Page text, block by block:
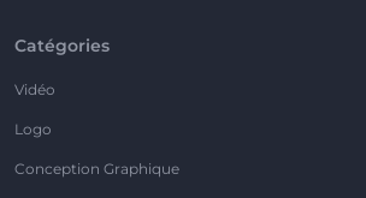
Catégories
Vidéo
Logo
Conception Graphique